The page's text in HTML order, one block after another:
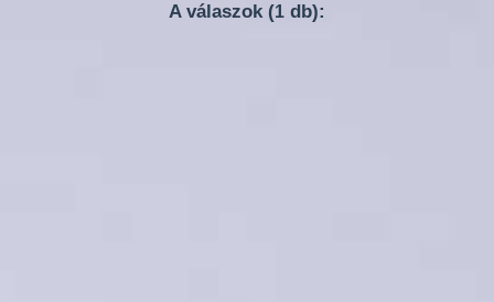
A válaszok (1 db):